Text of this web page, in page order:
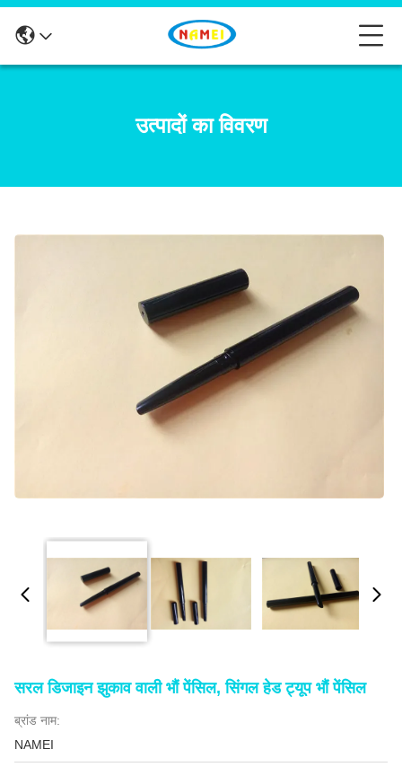
उत्पादों का विवरण
सरल डिजाइन झुकाव वाली भौं पेंसिल, सिंगल हेड ट्यूप भौं पेंसिल
ब्रांड नाम:
NAMEI